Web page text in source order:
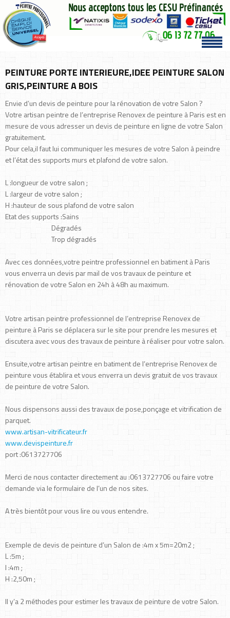
PEINTURE PORTE INTERIEURE,IDEE PEINTURE SALON
GRIS,PEINTURE A BOIS
Envie d’un devis de peinture pour la rénovation de votre Salon ?
Votre artisan peintre de l’entreprise Renovex de peinture à Paris est en
mesure de vous adresser un devis de peinture en ligne de votre Salon
gratuitement.
Pour cela,il faut lui communiquer les mesures de votre Salon à peindre
et l’état des supports murs et plafond de votre salon.
L :longueur de votre salon ;
L :largeur de votre salon ;
H :hauteur de sous plafond de votre salon
Etat des supports :Sains
Dégradés
Trop dégradés
Avec ces données,votre peintre professionnel en batiment à Paris
vous enverra un devis par mail de vos travaux de peinture et
rénovation de votre Salon en 24h à 48h au maximum.
Votre artisan peintre professionnel de l’entreprise Renovex de
peinture à Paris se déplacera sur le site pour prendre les mesures et
discutera avec vous des travaux de peinture à réaliser pour votre salon.
Ensuite,votre artisan peintre en batiment de l’entreprise Renovex de
peinture vous établira et vous enverra un devis gratuit de vos travaux
de peinture de votre Salon.
Nous dispensons aussi des travaux de pose,ponçage et vitrification de
parquet.
www.artisan-vitrificateur.fr
www.devispeinture.fr
port :0613727706
Merci de nous contacter directement au :0613727706 ou faire votre
demande via le formulaire de l’un de nos sites.
A très bientôt pour vous lire ou vous entendre.
Exemple de devis de peinture d’un Salon de :4m x 5m=20m2 ;
L :5m ;
l :4m ;
H :2,50m ;
Il y’a 2 méthodes pour estimer les travaux de peinture de votre Salon.